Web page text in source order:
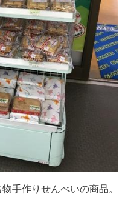
手作りせんべいの商品。